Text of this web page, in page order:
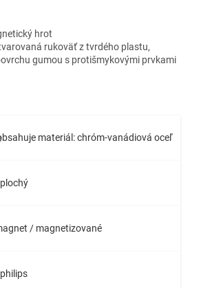
hrot
rukoväť z tvrdého plastu,
gumou s protišmykovými prvkami
materiál: chróm-vanádiová oceľ
/ magnetizované